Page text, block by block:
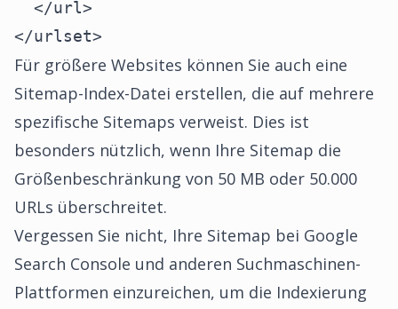
  </url>
</urlset>
Für größere Websites können Sie auch eine
Sitemap-Index-Datei erstellen, die auf mehrere
spezifische Sitemaps verweist. Dies ist
besonders nützlich, wenn Ihre Sitemap die
Größenbeschränkung von 50 MB oder 50.000
URLs überschreitet.
Vergessen Sie nicht, Ihre Sitemap bei Google
Search Console und anderen Suchmaschinen-
Plattformen einzureichen, um die Indexierung